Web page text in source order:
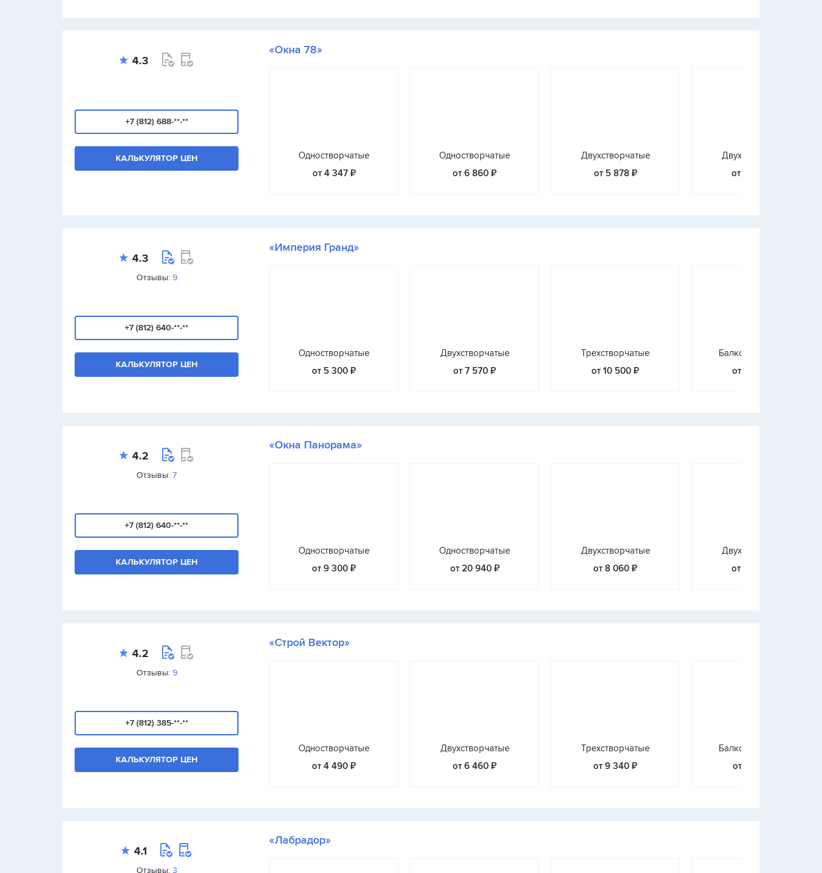
4.3
+7 (812) 688-**-**
КАЛЬКУЛЯТОР ЦЕН
«Окна 78»
Одностворчатые
от 4 347 ₽
Одностворчатые
от 6 860 ₽
Двухстворчатые
от 5 878 ₽
Двухстворчатые
от 25 340 ₽
4.3
Отзывы: 9
+7 (812) 640-**-**
КАЛЬКУЛЯТОР ЦЕН
«Империя Гранд»
Одностворчатые
от 5 300 ₽
Двухстворчатые
от 7 570 ₽
Трехстворчатые
от 10 500 ₽
Балконные блоки
от 10 490 ₽
4.2
Отзывы: 7
+7 (812) 640-**-**
КАЛЬКУЛЯТОР ЦЕН
«Окна Панорама»
Одностворчатые
от 9 300 ₽
Одностворчатые
от 20 940 ₽
Двухстворчатые
от 8 060 ₽
Двухстворчатые
от 20 990 ₽
4.2
Отзывы: 9
+7 (812) 385-**-**
КАЛЬКУЛЯТОР ЦЕН
«Строй Вектор»
Одностворчатые
от 4 490 ₽
Двухстворчатые
от 6 460 ₽
Трехстворчатые
от 9 340 ₽
Балконные блоки
от 10 470 ₽
4.1
Отзывы: 3
«Лабрадор»